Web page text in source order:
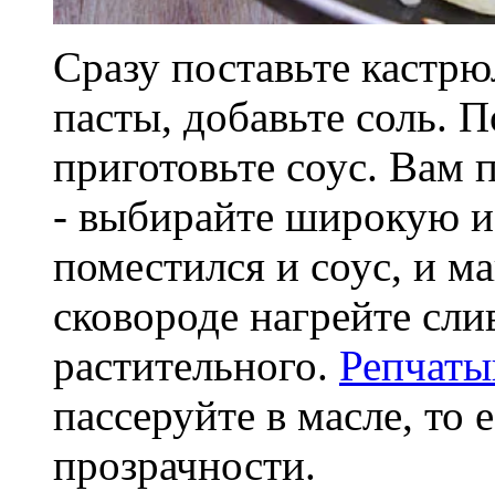
Сразу поставьте
пасты, добавьте соль.
приготовьте соус. Вам
- выбирайте широкую
поместился и соус, и
сковороде нагрейте
растительного.
пассеруйте в масле, то
прозрачности.